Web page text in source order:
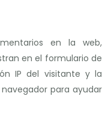
en la web,
en el formulario de
IP del visitante y la
para ayudar